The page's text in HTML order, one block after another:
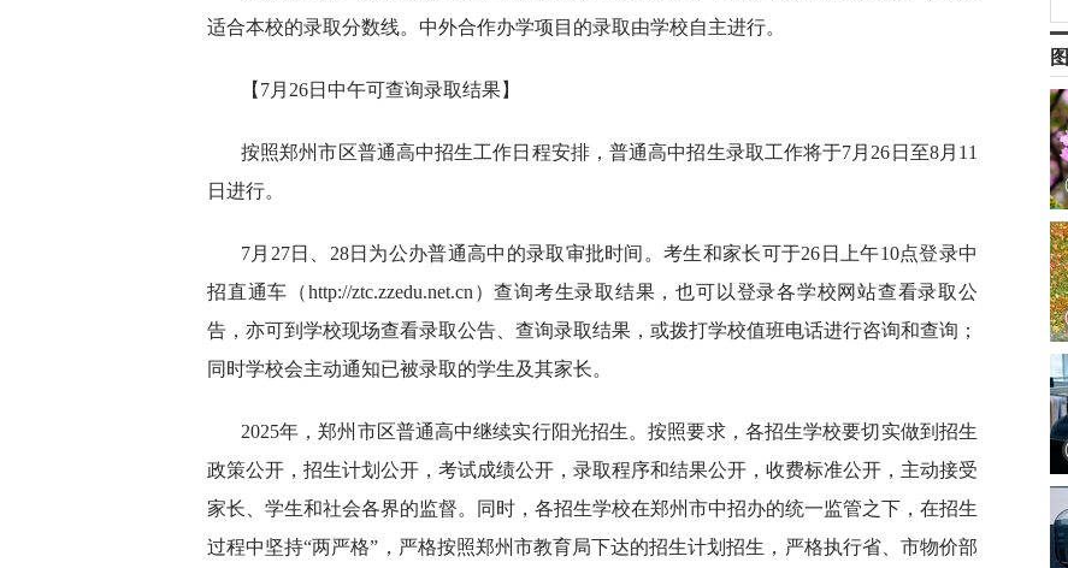
适合本校的录取分数线。中外合作办学项目的录取由学校自主进行。
【7月26日中午可查询录取结果】
按照郑州市区普通高中招生工作日程安排，普通高中招生录取工作将于7月26日至8月11
日进行。
7月27日、28日为公办普通高中的录取审批时间。考生和家长可于26日上午10点登录中
招直通车（http://ztc.zzedu.net.cn）查询考生录取结果，也可以登录各学校网站查看录取公
告，亦可到学校现场查看录取公告、查询录取结果，或拨打学校值班电话进行咨询和查询；
同时学校会主动通知已被录取的学生及其家长。
2025年，郑州市区普通高中继续实行阳光招生。按照要求，各招生学校要切实做到招生
政策公开，招生计划公开，考试成绩公开，录取程序和结果公开，收费标准公开，主动接受
家长、学生和社会各界的监督。同时，各招生学校在郑州市中招办的统一监管之下，在招生
过程中坚持“两严格”，严格按照郑州市教育局下达的招生计划招生，严格执行省、市物价部